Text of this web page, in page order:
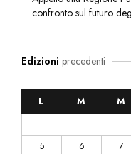
confronto sul futuro
Edizioni precedenti
L M M
5
6 7